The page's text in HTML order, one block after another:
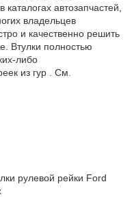
автозапчастей,
владельцев
и качественно решить
Втулки полностью
либо
из гур . См.
рулевой рейки Ford